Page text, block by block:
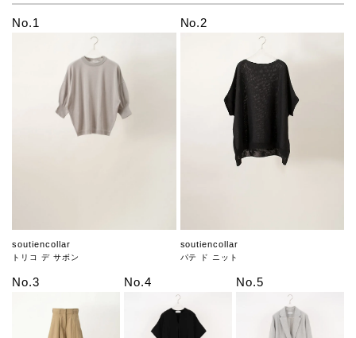
No.1
soutiencollar
トリコ デ サボン
No.2
soutiencollar
パテ ド ニット
No.3 No.4 No.5